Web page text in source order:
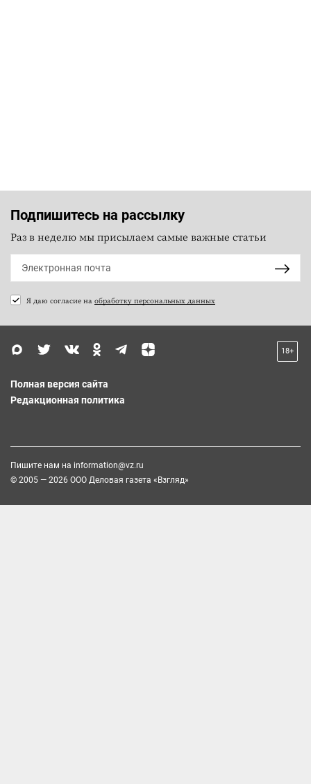
Подпишитесь на рассылку
Раз в неделю мы присылаем самые важные статьи
Я даю согласие на обработку персональных данных
18+
Полная версия сайта
Редакционная политика
Пишите нам на information@vz.ru
© 2005 — 2026 ООО Деловая газета «Взгляд»